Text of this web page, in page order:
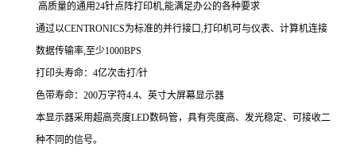
高质量的通用24针点阵打印机,能满足办公的各种要求
通过以CENTRONICS为标准的并行接口,打印机可与仪表、计算机连接
数据传输率,至少1000BPS
打印头寿命：4亿次击打/针
色带寿命：200万字符4.4、英寸大屏幕显示器
本显示器采用超高亮度LED数码管，具有亮度高、发光稳定、可接收二
种不同的信号。